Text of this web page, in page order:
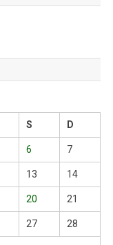
S D
6 7
13 14
20 21
27 28